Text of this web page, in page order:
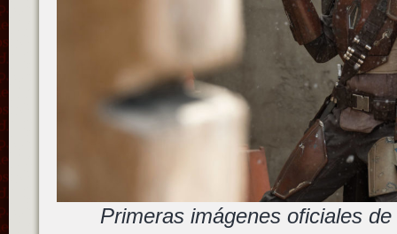
Primeras imágenes oficiales